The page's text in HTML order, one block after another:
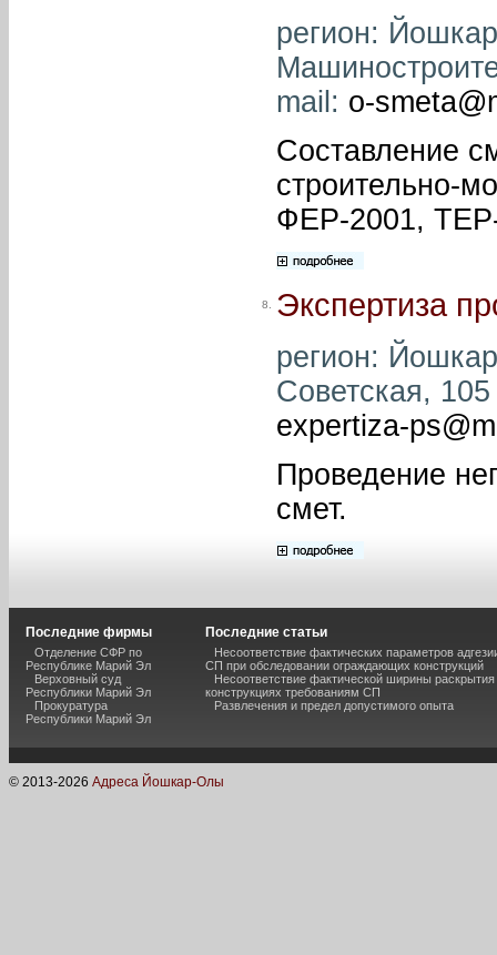
регион:
mail: o-
Составление
строительно-
ФЕР-2001,
8. Экспертиза
регион:
Советская,
expertiza-
Проведение
смет.
Последние фирмы
Отделение СФР по
Республике Марий Эл
Верховный суд
Республики Марий Эл
Прокуратура
Республики Марий Эл
Последние статьи
Несоответствие фактических параметров
СП при обследовании ограждающих конструкций
Несоответствие фактической ширины
конструкциях требованиям СП
Развлечения и предел допустимого опыта
© 2013-2026 Адреса Йошкар-Олы